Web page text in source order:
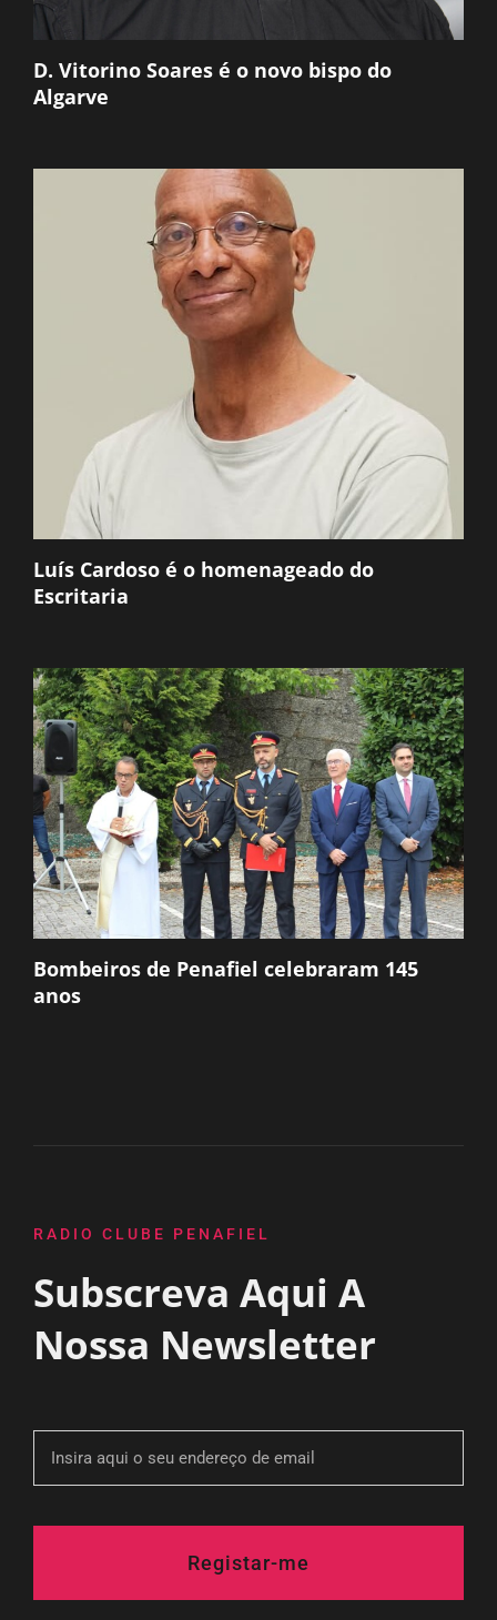
D. Vitorino Soares é o novo bispo do
Algarve
Luís Cardoso é o homenageado do
Escritaria
Bombeiros de Penafiel celebraram 145
anos
RADIO CLUBE PENAFIEL
Subscreva Aqui A
Nossa Newsletter
Registar-me